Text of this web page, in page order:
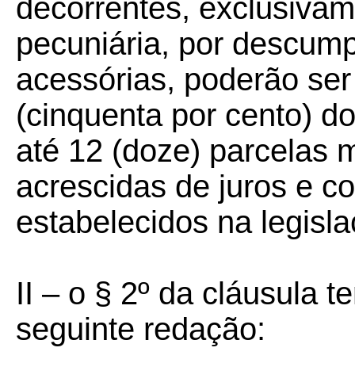
decorrentes,
pecuniária, por
acessórias, poderão
(cinquenta por cento)
até 12 (doze) parcelas
acrescidas de juros e
estabelecidos na
II – o § 2º da cláusula
seguinte redação: